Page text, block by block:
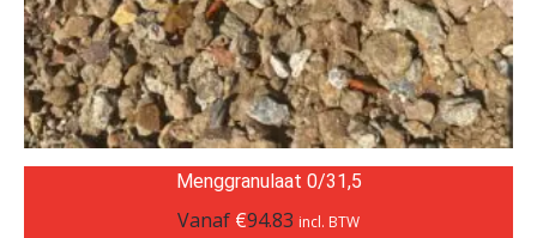
Menggranulaat 0/31,5
Vanaf €94.83 incl. BTW